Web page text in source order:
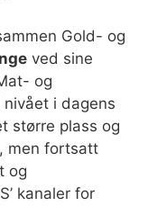
Gold- og
ved sine
og
i dagens
større plass og
men fortsatt
og
kanaler for